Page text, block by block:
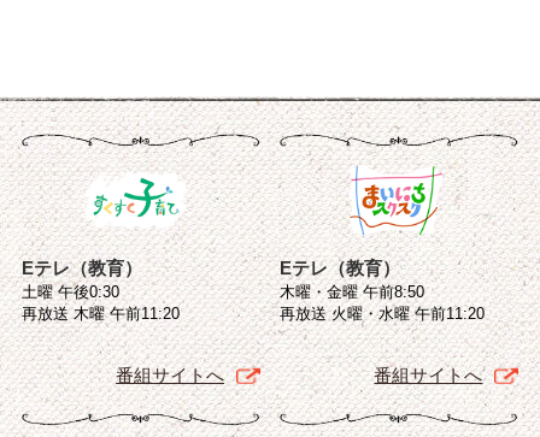
Eテレ（教育）
土曜 午後0:30
再放送 木曜 午前11:20
番組サイトへ
Eテレ（教育）
木曜・金曜 午前8:50
再放送 火曜・水曜 午前11:20
番組サイトへ